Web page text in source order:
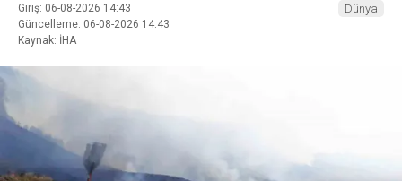
Giriş: 06-08-2026 14:43
Güncelleme: 06-08-2026 14:43
Kaynak: İHA
Dünya